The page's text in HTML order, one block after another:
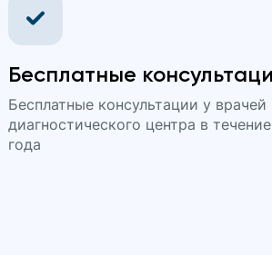
Бесплатные
Бесплатные консультации у врачей
диагностического центра в течение
года